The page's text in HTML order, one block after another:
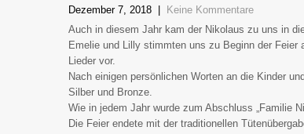
Dezember 7, 2018
Keine Kommentare
Auch in diesem Jahr kam der Nikolaus zu uns in
Emelie und Lilly stimmten uns zu Beginn der
Lieder vor.
Nach einigen persönlichen Worten an die Kinder
Silber und Bronze.
Wie in jedem Jahr wurde zum Abschluss „Familie
Die Feier endete mit der traditionellen